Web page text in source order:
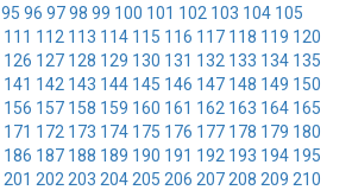
95 96 9798 99 100 101 102 103 104 105
111 112 113 114 115 116 117 118 119 120
126 127 128 129 130 131 132 133 134 135
141 142 143 144 145 146 147 148 149 150
156 157 158 159 160 161 162 163 164 165
171 172 173 174 175 176 177 178 179 180
186 187 188 189 190 191 192 193 194 195
201 202 203 204 205 206 207 208 209 210